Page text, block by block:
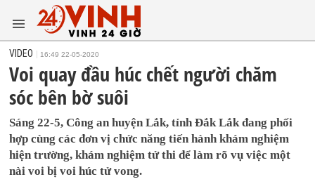
VIDEO 16:49 22-05-2020
Voi quay đầu húc chết người chăm
sóc bên bờ suôi
Sáng 22-5, Công an huyện Lắk, tỉnh Đắk Lắk đang phối
hợp cùng các đơn vị chức năng tiến hành khám nghiệm
hiện trường, khám nghiệm tử thi để làm rõ vụ việc một
nài voi bị voi húc tử vong.